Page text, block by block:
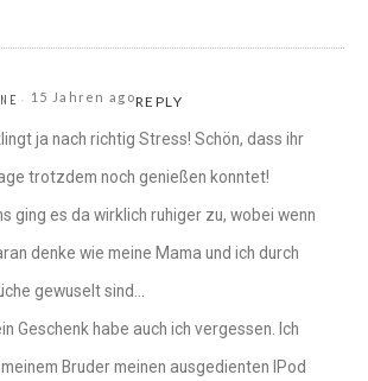
15 Jahren agoREPLY
ja nach richtig Stress! Schön, dass ihr
trotzdem noch genießen konntet!
ging es da wirklich ruhiger zu, wobei wenn
denke wie meine Mama und ich durch
gewuselt sind…
Geschenk habe auch ich vergessen. Ich
Bruder meinen ausgedienten IPod